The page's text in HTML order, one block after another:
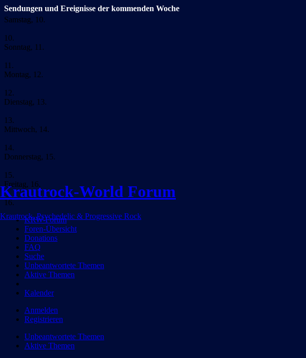
Sendungen und Ereignisse der kommenden Woche
Samstag, 10.
10.
Sonntag, 11.
11.
Montag, 12.
12.
Dienstag, 13.
13.
Mittwoch, 14.
14.
Donnerstag, 15.
15.
Freitag, 16.
16.
KRW-Forum
Foren-Übersicht
Donations
FAQ
Suche
Unbeantwortete Themen
Aktive Themen
Kalender
Anmelden
Registrieren
Unbeantwortete Themen
Aktive Themen
Krautrock-World Forum
Krautrock, Psychedelic & Progressive Rock